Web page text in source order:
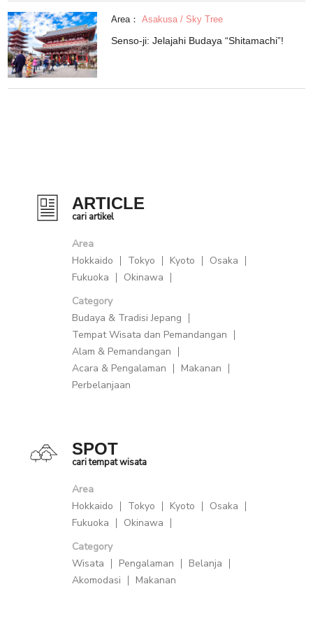
Area： Asakusa / Sky Tree
Senso-ji: Jelajahi Budaya “Shitamachi”!
ARTICLE
cari artikel
Area
Hokkaido
Tokyo Kyoto
Osaka
Fukuoka
Okinawa
Category
Budaya & Tradisi Jepang
Tempat Wisata dan Pemandangan
Alam & Pemandangan
Acara & Pengalaman
Makanan
Perbelanjaan
SPOT
cari tempat wisata
Area
Hokkaido
Tokyo Kyoto
Osaka
Fukuoka
Okinawa
Category
Wisata
Pengalaman
Belanja
Akomodasi
Makanan